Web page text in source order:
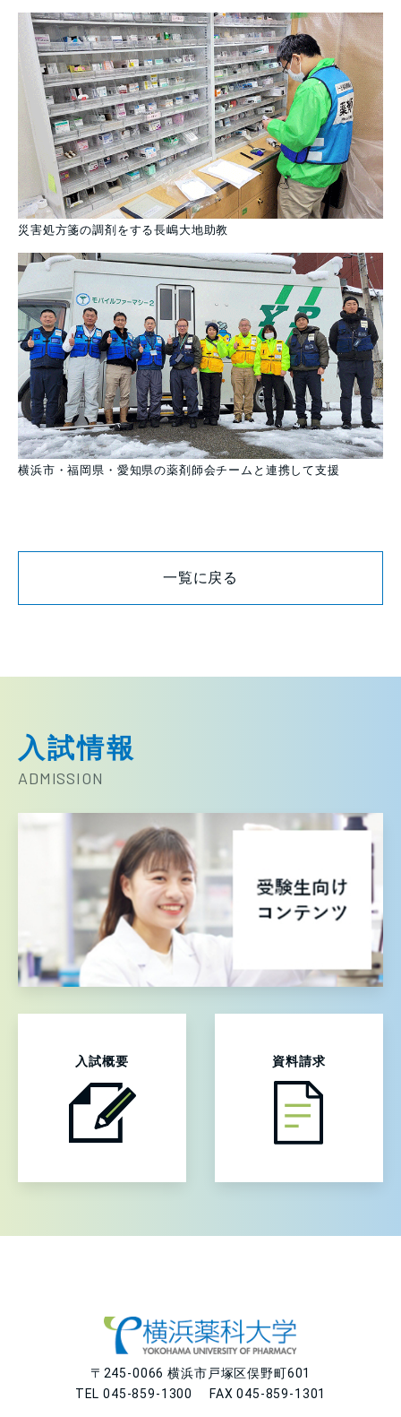
災害処方箋の調剤をする長嶋大地助教
横浜市・福岡県・愛知県の薬剤師会チームと連携して支援
一覧に戻る
入試情報
ADMISSION
入試概要 資料請求
〒245-0066 横浜市戸塚区俣野町601
TEL 045-859-1300 FAX 045-859-1301